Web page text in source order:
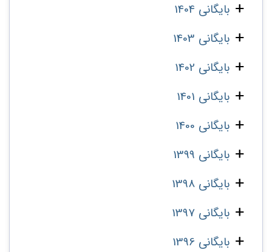
بایگانی 1404
بایگانی 1403
بایگانی 1402
بایگانی 1401
بایگانی 1400
بایگانی 1399
بایگانی 1398
بایگانی 1397
بایگانی 1396